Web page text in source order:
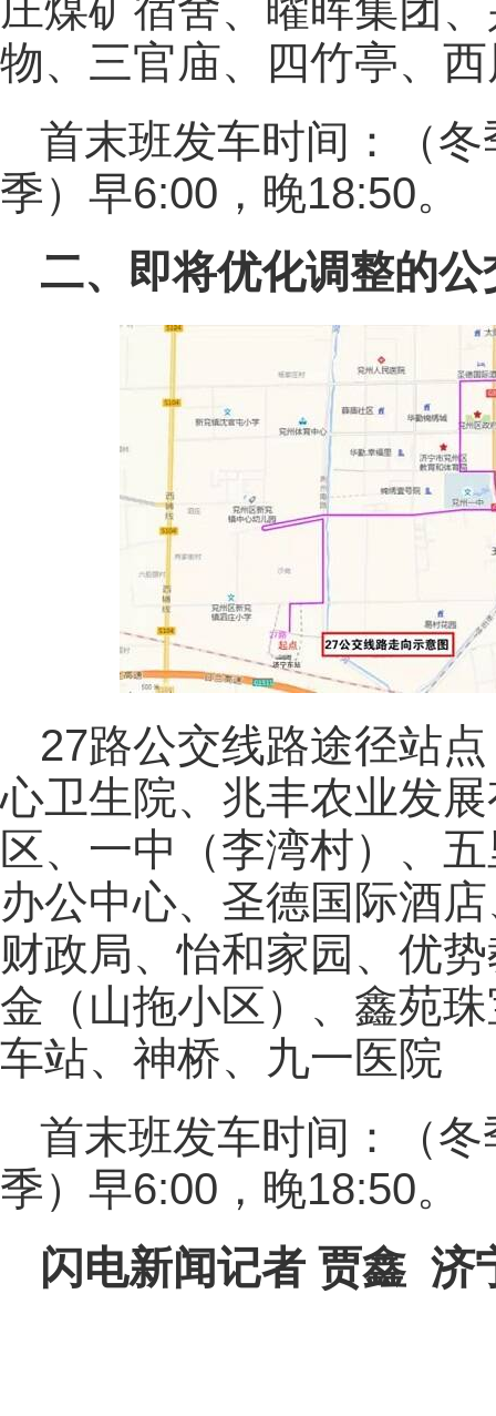
庄煤矿宿舍、曜晖集团
物、三官庙、四竹亭、
首末班发车时间：（
季）早6:00，晚18:50。
二、即将优化调整的
27路公交线路途径站
心卫生院、兆丰农业发
区、一中（李湾村）、
办公中心、圣德国际酒
财政局、怡和家园、优
金（山拖小区）、鑫苑
车站、神桥、九一医院
首末班发车时间：（
季）早6:00，晚18:50。
闪电新闻记者 贾鑫 济